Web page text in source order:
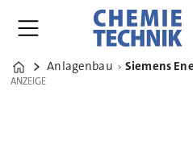
Home
Anlagenbau
ANZEIGE
ANZEIGE